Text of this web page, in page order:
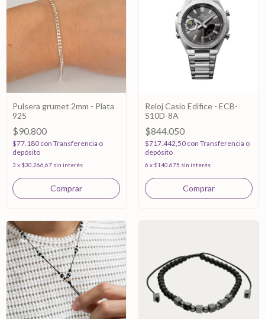
Pulsera grumet 2mm - Plata
925
$90.800
$77.180 con Transferencia o
depósito
3 x $30.266,67 sin interés
Reloj Casio Edifice - ECB-
S10D-8A
$844.050
$717.442,50 con Transferencia o
depósito
6 x $140.675 sin interés